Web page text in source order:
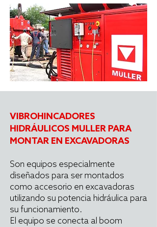
VIBROHINCADORES
HIDRÁULICOS MULLER PARA
MONTAR EN EXCAVADORAS
Son equipos especialmente
diseñados para ser montados
como accesorio en excavadoras
utilizando su potencia hidráulica para
su funcionamiento.
El equipo se conecta al boom